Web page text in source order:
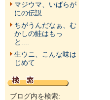
マジウマ、いばらが
にの伝説
ちがうんだなぁ、む
かしの鮭はもっ
と....
生ウニ、こんな味は
じめて
ブログ内を検索: